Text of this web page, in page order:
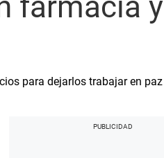
para dejarlos trabajar en paz